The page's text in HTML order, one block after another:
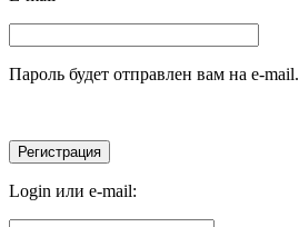
Пароль будет отправлен вам на e-mail.
Login или e-mail: